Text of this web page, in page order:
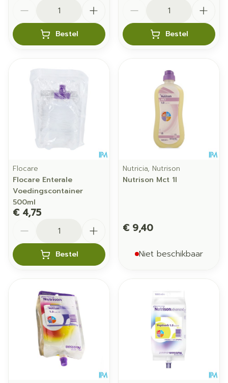
Bestel Bestel
Flocare
Flocare Enterale
Voedingscontainer
500ml
€ 4,75
Bestel
Nutricia, Nutrison
Nutrison Mct 1l
€ 9,40
Niet beschikbaar